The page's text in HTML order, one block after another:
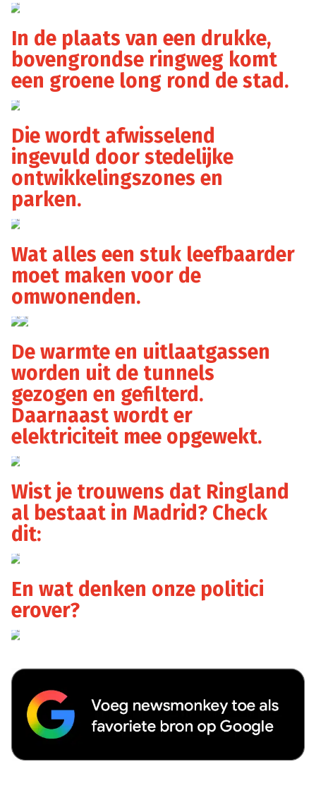
Ringland
In de plaats van een drukke,
bovengrondse ringweg komt
een groene long rond de stad.
Ringland
Die wordt afwisselend
ingevuld door stedelijke
ontwikkelingszones en
parken.
Ringland
Wat alles een stuk leefbaarder
moet maken voor de
omwonenden.
Ringland
Ringland
De warmte en uitlaatgassen
worden uit de tunnels
gezogen en gefilterd.
Daarnaast wordt er
elektriciteit mee opgewekt.
Ringland
Wist je trouwens dat Ringland
al bestaat in Madrid? Check
dit:
En wat denken onze politici
erover?
VRT